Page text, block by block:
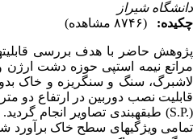
دانشگاه شیراز
چکیده:
(۸۷۴۶ مشاهده)
پژوهش حاضر با هدف بررسی
مراتع نیمه استپی حوزه دشت
لاشبرگ، سنگ و سنگریزه و خاک
قابلیت نصب دوربین در ارتفاع دو متری، تصاویر با کیفیت 8 مگاپیکسل تهیه شد.
(
S.P.) طبقه­بندی تصاویر انجام
تمامی ویژگی­های سطح خاک برآورد